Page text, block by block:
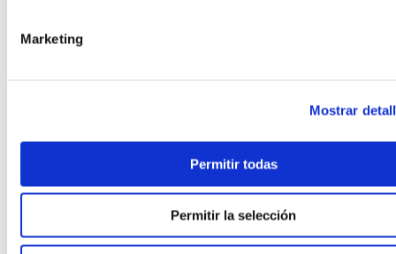
Marketing
Mostrar
Permitir todas
Permitir la selección
POLÍTICA Y PROGRAMAS VIVIENDA
PREFABRICADAS COMPACTAS,
PREFABRICADAS CON FOTOVOLTAICA,
PREFABRICADAS LOW‑COST,
PREFABRICADAS PRECIO RÉCORD,